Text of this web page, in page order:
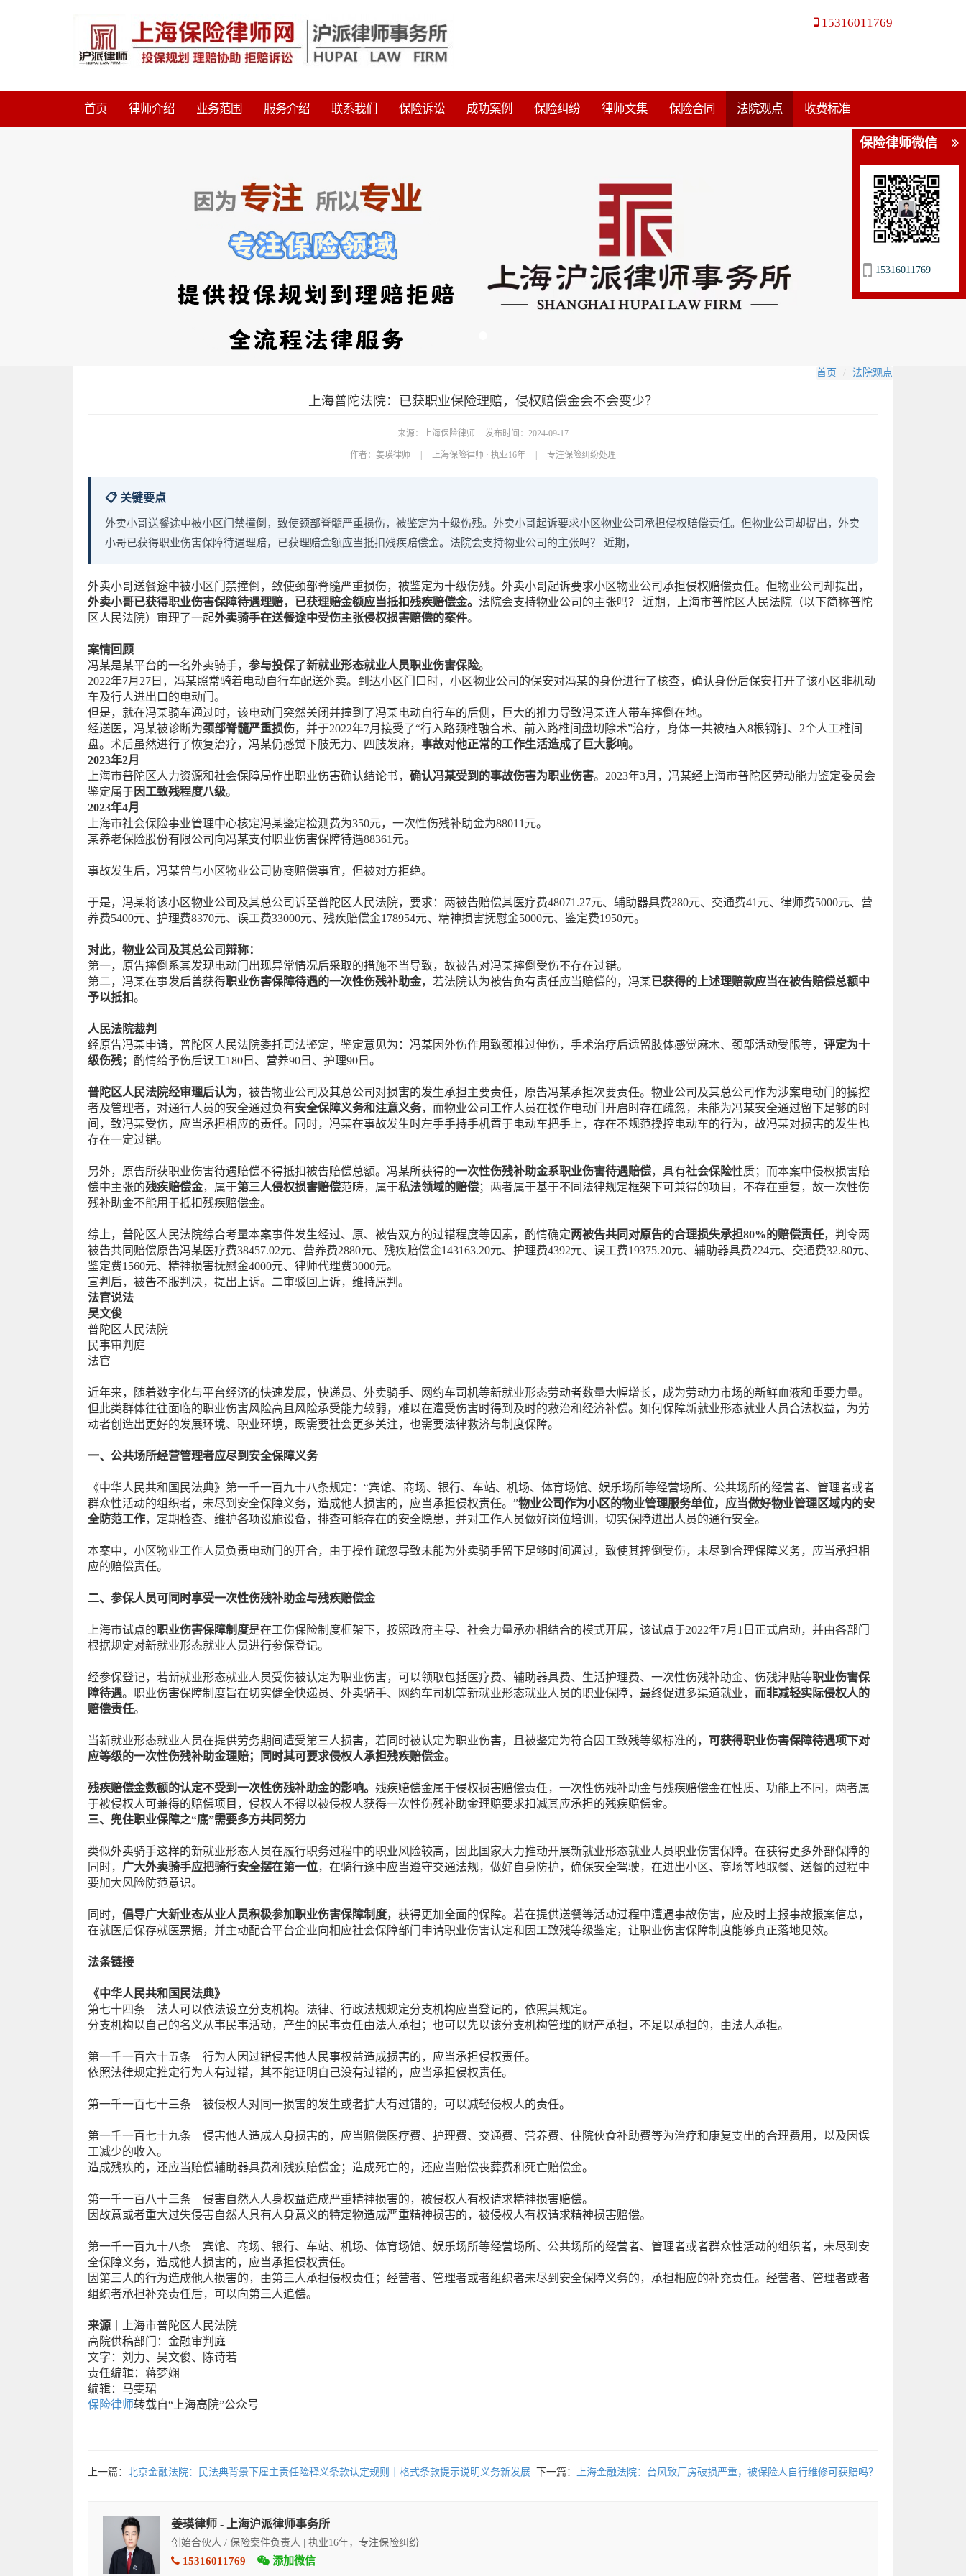
15316011769
首页 律师介绍 业务范围 服务介绍 联系我们 保险诉讼 成功案例 保险纠纷 律师文集 保险合同 法院观点 收费标准
首页 法院观点
上海普陀法院：已获职业保险理赔，侵权赔偿金会不会变少？
来源：上海保险律师 发布时间：2024-09-17
作者： 姜瑛律师 上海保险律师 · 执业16年 专注保险纠纷处理
📋 关键要点
外卖小哥送餐途中被小区门禁撞倒，致使颈部脊髓严重损伤，被鉴定为十级伤残。外卖小哥起诉要求小区物业公司承担侵权赔偿责任。但物业公司却提出，外卖
小哥已获得职业伤害保障待遇理赔，已获理赔金额应当抵扣残疾赔偿金。法院会支持物业公司的主张吗？ 近期，
外卖小哥送餐途中被小区门禁撞倒，致使颈部脊髓严重损伤，被鉴定为十级伤残。外卖小哥起诉要求小区物业公司承担侵权赔偿责任。但物业公司却提出，
外卖小哥已获得职业伤害保障待遇理赔，已获理赔金额应当抵扣残疾赔偿金。 法院会支持物业公司的主张吗？ 近期，上海市普陀区人民法院（以下简称普陀
区人民法院）审理了一起外卖骑手在送餐途中受伤主张侵权损害赔偿的案件。
案情回顾
冯某是某平台的一名外卖骑手， 参与投保了新就业形态就业人员职业伤害保险。
2022年7月27日，冯某照常骑着电动自行车配送外卖。到达小区门口时，小区物业公司的保安对冯某的身份进行了核查，确认身份后保安打开了该小区非机动
车及行人进出口的电动门。
但是，就在冯某骑车通过时，该电动门突然关闭并撞到了冯某电动自行车的后侧，巨大的推力导致冯某连人带车摔倒在地。
经送医，冯某被诊断为颈部脊髓严重损伤，并于2022年7月接受了“行入路颈椎融合术、前入路椎间盘切除术”治疗，身体一共被植入8根钢钉、2个人工椎间
盘。术后虽然进行了恢复治疗，冯某仍感觉下肢无力、四肢发麻， 事故对他正常的工作生活造成了巨大影响。
2023年2月
上海市普陀区人力资源和社会保障局作出职业伤害确认结论书， 确认冯某受到的事故伤害为职业伤害。2023年3月，冯某经上海市普陀区劳动能力鉴定委员会
鉴定属于因工致残程度八级。
2023年4月
上海市社会保险事业管理中心核定冯某鉴定检测费为350元，一次性伤残补助金为88011元。
某养老保险股份有限公司向冯某支付职业伤害保障待遇88361元。
事故发生后，冯某曾与小区物业公司协商赔偿事宜，但被对方拒绝。
于是，冯某将该小区物业公司及其总公司诉至普陀区人民法院，要求：两被告赔偿其医疗费48071.27元、辅助器具费280元、交通费41元、律师费5000元、营
养费5400元、护理费8370元、误工费33000元、残疾赔偿金178954元、精神损害抚慰金5000元、鉴定费1950元。
对此，物业公司及其总公司辩称：
第一，原告摔倒系其发现电动门出现异常情况后采取的措施不当导致，故被告对冯某摔倒受伤不存在过错。
第二，冯某在事发后曾获得职业伤害保障待遇的一次性伤残补助金，若法院认为被告负有责任应当赔偿的，冯某已获得的上述理赔款应当在被告赔偿总额中
予以抵扣。
人民法院裁判
经原告冯某申请，普陀区人民法院委托司法鉴定，鉴定意见为：冯某因外伤作用致颈椎过伸伤，手术治疗后遗留肢体感觉麻木、颈部活动受限等， 评定为十
级伤残；酌情给予伤后误工180日、营养90日、护理90日。
普陀区人民法院经审理后认为，被告物业公司及其总公司对损害的发生承担主要责任，原告冯某承担次要责任。物业公司及其总公司作为涉案电动门的操控
者及管理者，对通行人员的安全通过负有安全保障义务和注意义务，而物业公司工作人员在操作电动门开启时存在疏忽，未能为冯某安全通过留下足够的时
间，致冯某受伤，应当承担相应的责任。同时，冯某在事故发生时左手手持手机置于电动车把手上，存在不规范操控电动车的行为，故冯某对损害的发生也
存在一定过错。
另外，原告所获职业伤害待遇赔偿不得抵扣被告赔偿总额。冯某所获得的一次性伤残补助金系职业伤害待遇赔偿，具有社会保险性质；而本案中侵权损害赔
偿中主张的残疾赔偿金，属于第三人侵权损害赔偿范畴，属于私法领域的赔偿；两者属于基于不同法律规定框架下可兼得的项目，不存在重复，故一次性伤
残补助金不能用于抵扣残疾赔偿金。
综上，普陀区人民法院综合考量本案事件发生经过、原、被告双方的过错程度等因素，酌情确定两被告共同对原告的合理损失承担80%的赔偿责任，判令两
被告共同赔偿原告冯某医疗费38457.02元、营养费2880元、残疾赔偿金143163.20元、护理费4392元、误工费19375.20元、辅助器具费224元、交通费32.80元、
鉴定费1560元、精神损害抚慰金4000元、律师代理费3000元。
宣判后，被告不服判决，提出上诉。二审驳回上诉，维持原判。
法官说法
吴文俊
普陀区人民法院
民事审判庭
法官
近年来，随着数字化与平台经济的快速发展，快递员、外卖骑手、网约车司机等新就业形态劳动者数量大幅增长，成为劳动力市场的新鲜血液和重要力量。
但此类群体往往面临的职业伤害风险高且风险承受能力较弱，难以在遭受伤害时得到及时的救治和经济补偿。如何保障新就业形态就业人员合法权益，为劳
动者创造出更好的发展环境、职业环境，既需要社会更多关注，也需要法律救济与制度保障。
一、公共场所经营管理者应尽到安全保障义务
《中华人民共和国民法典》第一千一百九十八条规定：“宾馆、商场、银行、车站、机场、体育场馆、娱乐场所等经营场所、公共场所的经营者、管理者或者
群众性活动的组织者，未尽到安全保障义务，造成他人损害的，应当承担侵权责任。”物业公司作为小区的物业管理服务单位，应当做好物业管理区域内的安
全防范工作，定期检查、维护各项设施设备，排查可能存在的安全隐患，并对工作人员做好岗位培训，切实保障进出人员的通行安全。
本案中，小区物业工作人员负责电动门的开合，由于操作疏忽导致未能为外卖骑手留下足够时间通过，致使其摔倒受伤，未尽到合理保障义务，应当承担相
应的赔偿责任。
二、参保人员可同时享受一次性伤残补助金与残疾赔偿金
上海市试点的职业伤害保障制度是在工伤保险制度框架下，按照政府主导、社会力量承办相结合的模式开展，该试点于2022年7月1日正式启动，并由各部门
根据规定对新就业形态就业人员进行参保登记。
经参保登记，若新就业形态就业人员受伤被认定为职业伤害，可以领取包括医疗费、辅助器具费、生活护理费、一次性伤残补助金、伤残津贴等职业伤害保
障待遇。职业伤害保障制度旨在切实健全快递员、外卖骑手、网约车司机等新就业形态就业人员的职业保障，最终促进多渠道就业， 而非减轻实际侵权人的
赔偿责任。
当新就业形态就业人员在提供劳务期间遭受第三人损害，若同时被认定为职业伤害，且被鉴定为符合因工致残等级标准的，
可获得职业伤害保障待遇项下对
应等级的一次性伤残补助金理赔；同时其可要求侵权人承担残疾赔偿金。
残疾赔偿金数额的认定不受到一次性伤残补助金的影响。 残疾赔偿金属于侵权损害赔偿责任，一次性伤残补助金与残疾赔偿金在性质、功能上不同，两者属
于被侵权人可兼得的赔偿项目，侵权人不得以被侵权人获得一次性伤残补助金理赔要求扣减其应承担的残疾赔偿金。
三、兜住职业保障之“底”需要多方共同努力
类似外卖骑手这样的新就业形态人员在履行职务过程中的职业风险较高，因此国家大力推动开展新就业形态就业人员职业伤害保障。在获得更多外部保障的
同时， 广大外卖骑手应把骑行安全摆在第一位，在骑行途中应当遵守交通法规，做好自身防护，确保安全驾驶，在进出小区、商场等地取餐、送餐的过程中
要加大风险防范意识。
同时， 倡导广大新业态从业人员积极参加职业伤害保障制度，获得更加全面的保障。若在提供送餐等活动过程中遭遇事故伤害，应及时上报事故报案信息，
在就医后保存就医票据，并主动配合平台企业向相应社会保障部门申请职业伤害认定和因工致残等级鉴定，让职业伤害保障制度能够真正落地见效。
法条链接
《中华人民共和国民法典》
第七十四条 法人可以依法设立分支机构。法律、行政法规规定分支机构应当登记的，依照其规定。
分支机构以自己的名义从事民事活动，产生的民事责任由法人承担；也可以先以该分支机构管理的财产承担，不足以承担的，由法人承担。
第一千一百六十五条 行为人因过错侵害他人民事权益造成损害的，应当承担侵权责任。
依照法律规定推定行为人有过错，其不能证明自己没有过错的，应当承担侵权责任。
第一千一百七十三条 被侵权人对同一损害的发生或者扩大有过错的，可以减轻侵权人的责任。
第一千一百七十九条 侵害他人造成人身损害的，应当赔偿医疗费、护理费、交通费、营养费、住院伙食补助费等为治疗和康复支出的合理费用，以及因误
工减少的收入。
造成残疾的，还应当赔偿辅助器具费和残疾赔偿金；造成死亡的，还应当赔偿丧葬费和死亡赔偿金。
第一千一百八十三条 侵害自然人人身权益造成严重精神损害的，被侵权人有权请求精神损害赔偿。
因故意或者重大过失侵害自然人具有人身意义的特定物造成严重精神损害的，被侵权人有权请求精神损害赔偿。
第一千一百九十八条 宾馆、商场、银行、车站、机场、体育场馆、娱乐场所等经营场所、公共场所的经营者、管理者或者群众性活动的组织者，未尽到安
全保障义务，造成他人损害的，应当承担侵权责任。
因第三人的行为造成他人损害的，由第三人承担侵权责任；经营者、管理者或者组织者未尽到安全保障义务的，承担相应的补充责任。经营者、管理者或者
组织者承担补充责任后，可以向第三人追偿。
来源 丨上海市普陀区人民法院
高院供稿部门：金融审判庭
文字：刘力、吴文俊、陈诗若
责任编辑：蒋梦娴
编辑：马雯珺
保险律师转载自“上海高院”公众号
上一篇： 北京金融法院：民法典背景下雇主责任险释义条款认定规则｜格式条款提示说明义务新发展 下一篇： 上海金融法院：台风致厂房破损严重，被保险人自行维修可获赔吗？
姜瑛律师 - 上海沪派律师事务所
创始合伙人 / 保险案件负责人 | 执业16年，专注保险纠纷
15316011769 添加微信
保险律师微信
15316011769